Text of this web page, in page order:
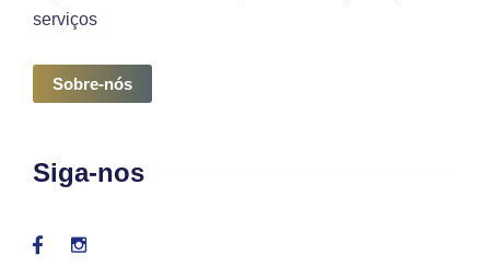
serviços
Sobre-nós
Siga-nos